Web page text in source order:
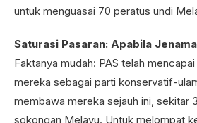
untuk menguasai 70 peratus undi
Saturasi Pasaran: Apabila
Faktanya mudah: PAS telah mencapai
mereka sebagai parti konservatif-
membawa mereka sejauh ini, sekitar
sokongan Melayu. Untuk melompat